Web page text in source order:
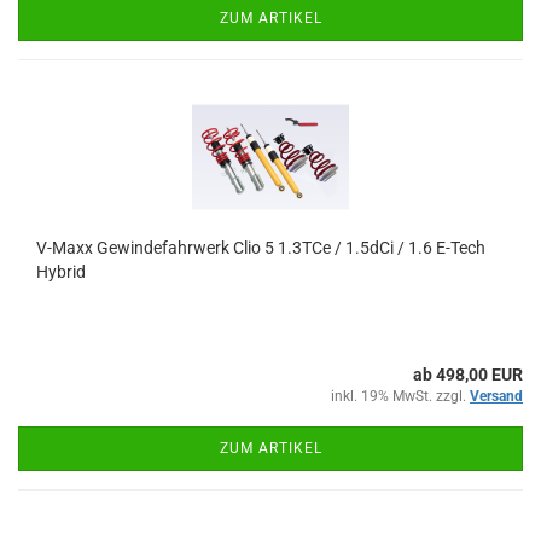
ZUM ARTIKEL
V-Maxx Gewindefahrwerk Clio 5 1.3TCe / 1.5dCi / 1.6 E-Tech
Hybrid
ab 498,00 EUR
inkl. 19% MwSt. zzgl. Versand
ZUM ARTIKEL